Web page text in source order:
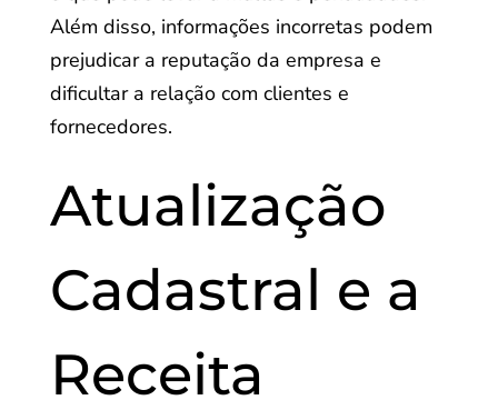
Além disso, informações incorretas podem
prejudicar a reputação da empresa e
dificultar a relação com clientes e
fornecedores.
Atualização
Cadastral e a
Receita